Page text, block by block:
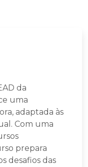
da
uma
adaptada às
Com uma
prepara
desafios das